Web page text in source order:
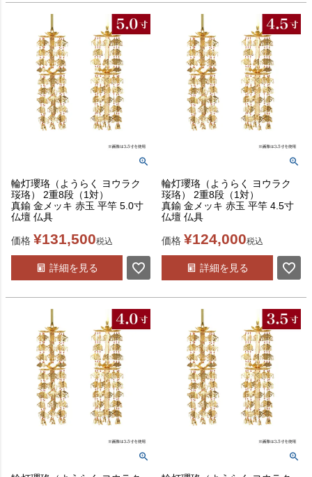
輪灯瓔珞（ようらく ヨウラク
珱珞） 2重8段（1対）
真鍮 金メッキ 赤玉 平竿 5.0寸
仏壇 仏具
価格 ¥131,500税込
詳細を見る
輪灯瓔珞（ようらく ヨウラク
珱珞） 2重8段（1対）
真鍮 金メッキ 赤玉 平竿 4.5寸
仏壇 仏具
価格 ¥124,000税込
詳細を見る